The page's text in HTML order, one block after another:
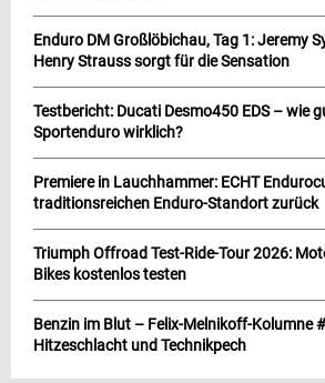
Enduro DM Großlöbichau, Tag 1: Jeremy
Henry Strauss sorgt für die Sensation
Testbericht: Ducati Desmo450 EDS – wie
Sportenduro wirklich?
Premiere in Lauchhammer: ECHT
traditionsreichen Enduro-Standort zurück
Triumph Offroad Test-Ride-Tour 2026:
Bikes kostenlos testen
Benzin im Blut – Felix-Melnikoff-Kolumne
Hitzeschlacht und Technikpech